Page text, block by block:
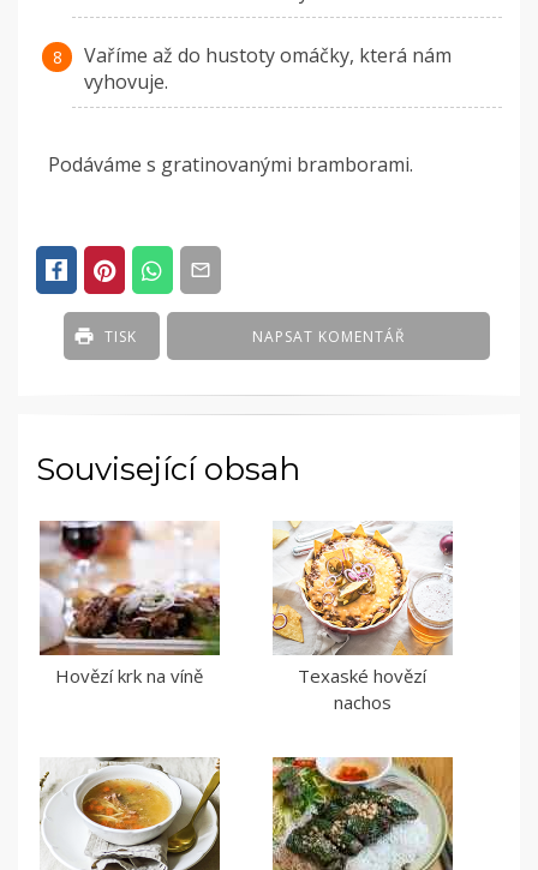
Vaříme až do hustoty omáčky, která nám
vyhovuje.
Podáváme s gratinovanými bramborami.
NAPSAT KOMENTÁŘ
TISK
Související obsah
Hovězí krk na víně
Texaské hovězí
nachos